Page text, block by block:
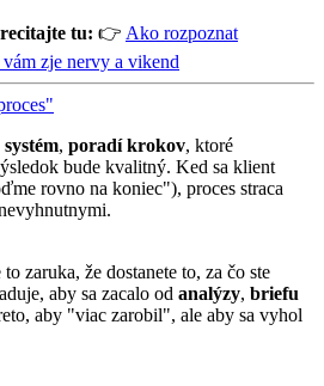
tu: 👉 Ako rozpoznat
zje nervy a vikend
systém, poradí krokov, ktoré
bude kvalitný. Ked sa klient
rovno na koniec"), proces straca
zaruka, že dostanete to, za čo ste
aby sa zacalo od analýzy, briefu
aby "viac zarobil", ale aby sa vyhol